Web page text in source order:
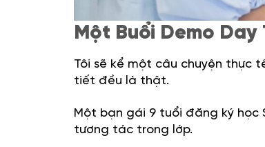
Một Buổi Demo Day
Tôi sẽ kể một câu chuyện thực
tiết đều là thật.
Một bạn gái 9 tuổi đăng ký học
tương tác trong lớp.